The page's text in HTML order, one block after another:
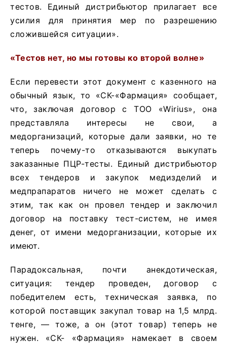
тестов. Единый дистрибьютор прилагает все
усилия для принятия мер по разрешению
сложившейся ситуации».
«Тестов нет, но мы готовы ко второй волне»
Если перевести этот документ с казенного на
обычный язык, то «СК-«Фармация» сообщает,
что, заключая договор с ТОО «Wirius», она
представляла интересы не свои, а
медорганизаций, которые дали заявки, но те
теперь почему-то отказываются выкупать
заказанные ПЦР-тесты. Единый дистрибьютор
всех тендеров и закупок медизделий и
медпрапаратов ничего не может сделать с
этим, так как он провел тендер и заключил
договор на поставку тест-систем, не имея
денег, от имени медорганизации, которые их
имеют.
Парадоксальная, почти анекдотическая,
ситуация: тендер проведен, договор с
победителем есть, техническая заявка, по
которой поставщик закупал товар на 1,5 млрд.
тенге, — тоже, а он (этот товар) теперь не
нужен. «СК- «Фармация» намекает в своем